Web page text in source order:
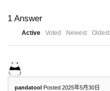
1 Answer
Active Voted Newest Oldest
pandatool Posted 2025年5月30日